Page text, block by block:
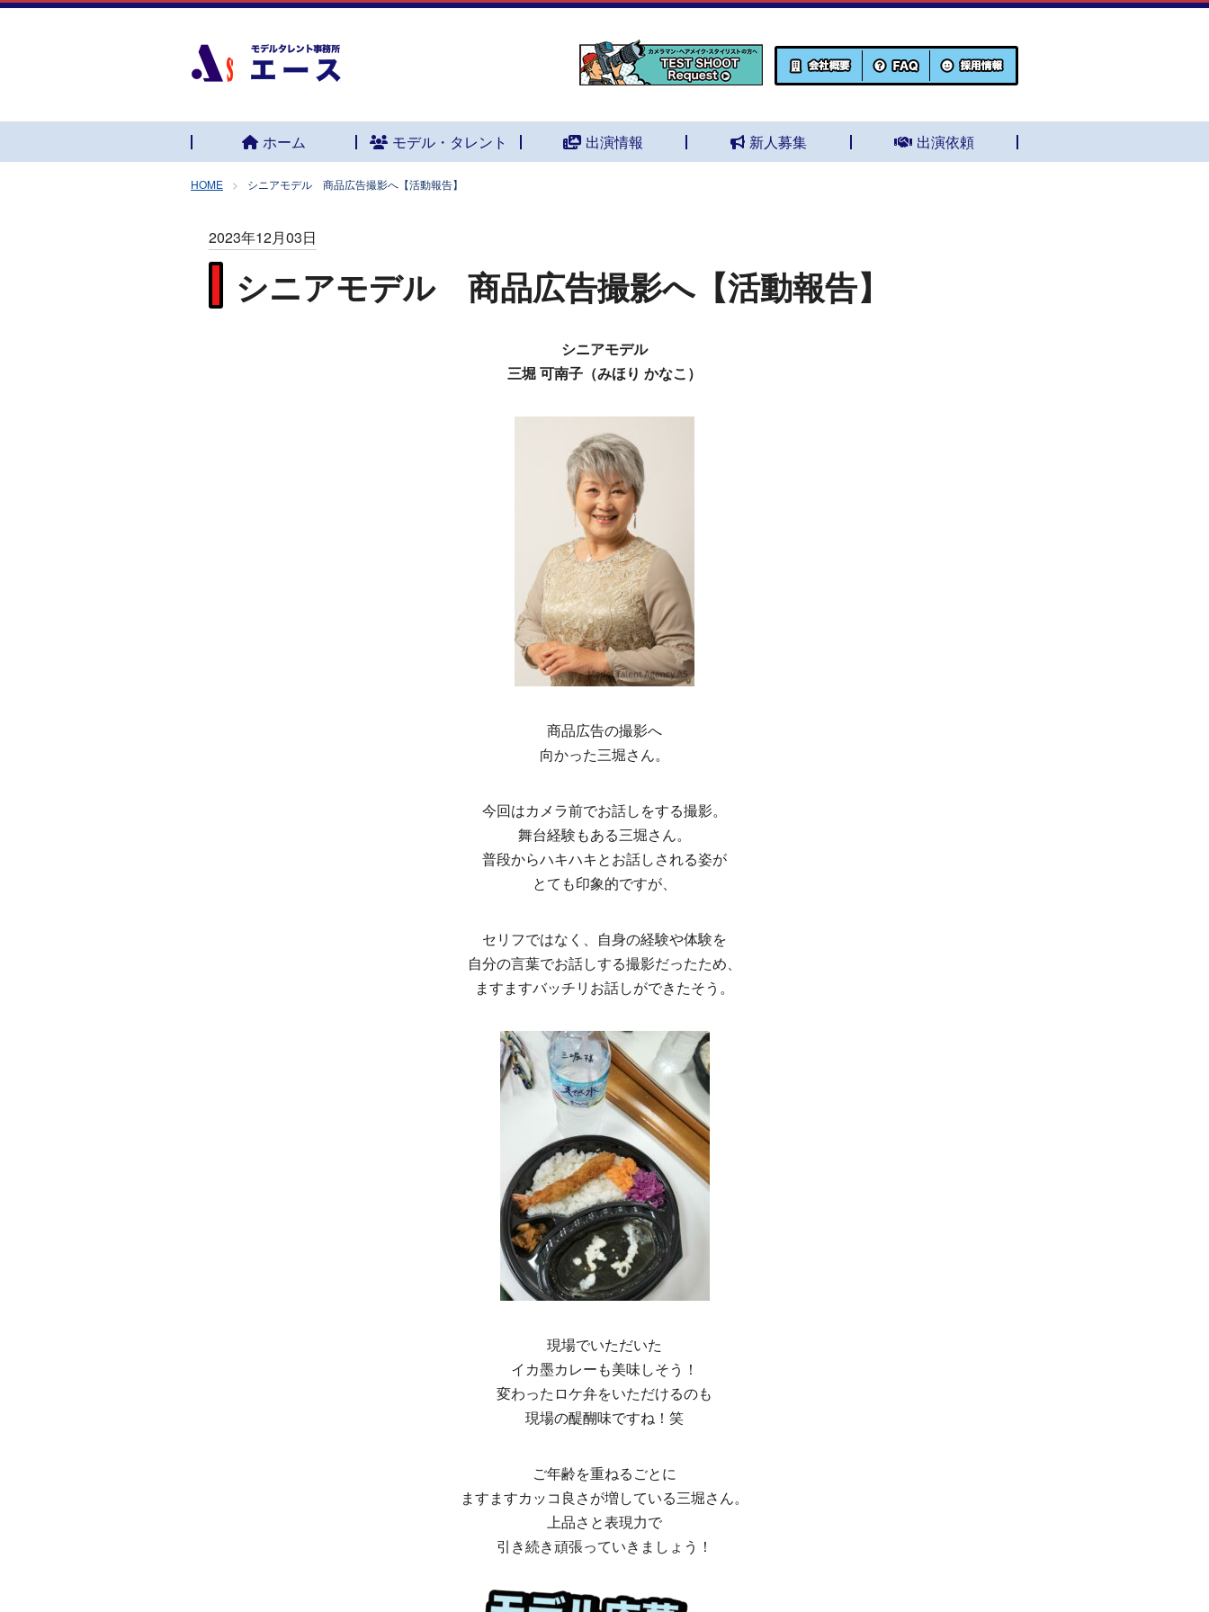
ホーム モデル・タレント 出演情報 新人募集 出演依頼
HOME シニアモデル 商品広告撮影へ【活動報告】
2023年12月03日
シニアモデル 商品広告撮影へ【活動報告】
シニアモデル
三堀 可南子（みほり かなこ）
商品広告の撮影へ
向かった三堀さん。
今回はカメラ前でお話しをする撮影。
舞台経験もある三堀さん。
普段からハキハキとお話しされる姿が
とても印象的ですが、
セリフではなく、自身の経験や体験を
自分の言葉でお話しする撮影だったため、
ますますバッチリお話しができたそう。
現場でいただいた
イカ墨カレーも美味しそう！
変わったロケ弁をいただけるのも
現場の醍醐味ですね！笑
ご年齢を重ねるごとに
ますますカッコ良さが増している三堀さん。
上品さと表現力で
引き続き頑張っていきましょう！